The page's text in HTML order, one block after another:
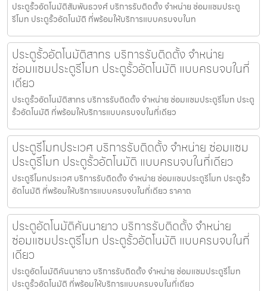
ประตูรั้วอัตโนมัติสัมพันธวงศ์ บริการรับติดตั้ง จำหน่าย ซ่อมแซมประตู
รีโมท ประตูรั้วอัตโนมัติ ที่พร้อมให้บริการแบบครบจบในท
ประตูรั้วอัตโนมัติสาทร บริการรับติดตั้ง จำหน่าย
ซ่อมแซมประตูรีโมท ประตูรั้วอัตโนมัติ แบบครบจบในที่
เดียว
ประตูรั้วอัตโนมัติสาทร บริการรับติดตั้ง จำหน่าย ซ่อมแซมประตูรีโมท ประตู
รั้วอัตโนมัติ ที่พร้อมให้บริการแบบครบจบในที่เดียว
ประตูรีโมทประเวศ บริการรับติดตั้ง จำหน่าย ซ่อมแซม
ประตูรีโมท ประตูรั้วอัตโนมัติ แบบครบจบในที่เดียว
ประตูรีโมทประเวศ บริการรับติดตั้ง จำหน่าย ซ่อมแซมประตูรีโมท ประตูรั้ว
อัตโนมัติ ที่พร้อมให้บริการแบบครบจบในที่เดียว ราคาถ
ประตูอัตโนมัติคันนายาว บริการรับติดตั้ง จำหน่าย
ซ่อมแซมประตูรีโมท ประตูรั้วอัตโนมัติ แบบครบจบในที่
เดียว
ประตูอัตโนมัติคันนายาว บริการรับติดตั้ง จำหน่าย ซ่อมแซมประตูรีโมท
ประตูรั้วอัตโนมัติ ที่พร้อมให้บริการแบบครบจบในที่เดียว